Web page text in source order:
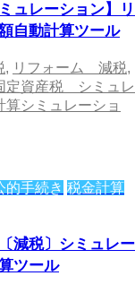
ュレーション】リ
自動計算ツール
, リフォーム 減税,
定資産税 シミュレ
シミュレーショ
的手続き 税金計算
減税〕シミュレー
ツール